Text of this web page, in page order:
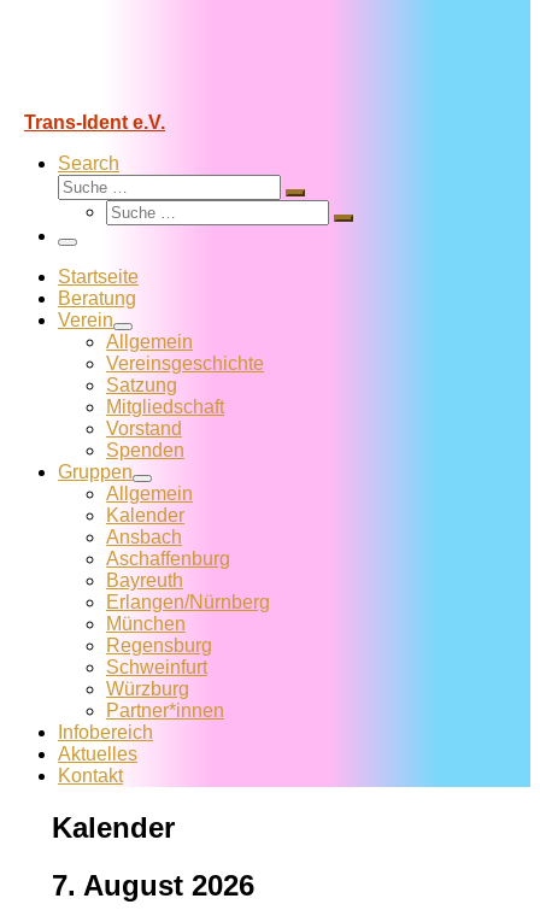
Trans-Ident e.V.
Search
Suche
Suche
Suche
Suche
Menü
Startseite
Beratung
Verein
Allgemein
Vereins­geschichte
Satzung
Mitglied­schaft
Vorstand
Spenden
Gruppen
Allgemein
Kalender
Ansbach
Aschaffenburg
Bayreuth
Erlangen/Nürnberg
München
Regensburg
Schweinfurt
Würzburg
Partner*innen
Infobereich
Aktuelles
Kontakt
Kalender
7. August 2026